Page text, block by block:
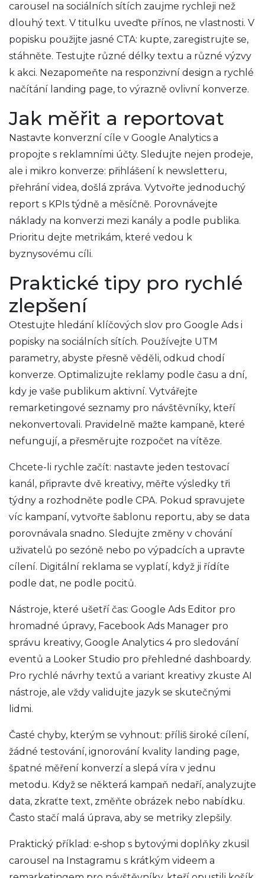
carousel na sociálních sítích zaujme rychleji než
dlouhý text. V titulku uveďte přínos, ne vlastnosti. V
popisku použijte jasné CTA: kupte, zaregistrujte se,
stáhněte. Testujte různé délky textu a různé výzvy
k akci. Nezapomeňte na responzivní design a rychlé
načítání landing page, to výrazně ovlivní konverze.
Jak měřit a reportovat
Nastavte konverzní cíle v Google Analytics a
propojte s reklamními účty. Sledujte nejen prodeje,
ale i mikro konverze: přihlášení k newsletteru,
přehrání videa, došlá zpráva. Vytvořte jednoduchý
report s KPIs týdně a měsíčně. Porovnávejte
náklady na konverzi mezi kanály a podle publika.
Prioritu dejte metrikám, které vedou k
byznysovému cíli.
Praktické tipy pro rychlé
zlepšení
Otestujte hledání klíčových slov pro Google Ads i
popisky na sociálních sítích. Používejte UTM
parametry, abyste přesně věděli, odkud chodí
konverze. Optimalizujte reklamy podle času a dní,
kdy je vaše publikum aktivní. Vytvářejte
remarketingové seznamy pro návštěvníky, kteří
nekonvertovali. Pravidelně mažte kampaně, které
nefungují, a přesměrujte rozpočet na vítěze.
Chcete-li rychle začít: nastavte jeden testovací
kanál, připravte dvě kreativy, měřte výsledky tři
týdny a rozhodněte podle CPA. Pokud spravujete
víc kampaní, vytvořte šablonu reportu, aby se data
porovnávala snadno. Sledujte změny v chování
uživatelů po sezóně nebo po výpadcích a upravte
cílení. Digitální reklama se vyplatí, když ji řídíte
podle dat, ne podle pocitů.
Nástroje, které ušetří čas: Google Ads Editor pro
hromadné úpravy, Facebook Ads Manager pro
správu kreativy, Google Analytics 4 pro sledování
eventů a Looker Studio pro přehledné dashboardy.
Pro rychlé návrhy textů a variant kreativy zkuste AI
nástroje, ale vždy validujte jazyk se skutečnými
lidmi.
Časté chyby, kterým se vyhnout: příliš široké cílení,
žádné testování, ignorování kvality landing page,
špatné měření konverzí a slepá víra v jednu
metodu. Když se některá kampaň nedaří, analyzujte
data, zkraťte text, změňte obrázek nebo nabídku.
Často stačí malá úprava, aby se metriky zlepšily.
Praktický příklad: e‑shop s bytovými doplňky zkusil
carousel na Instagramu s krátkým videem a